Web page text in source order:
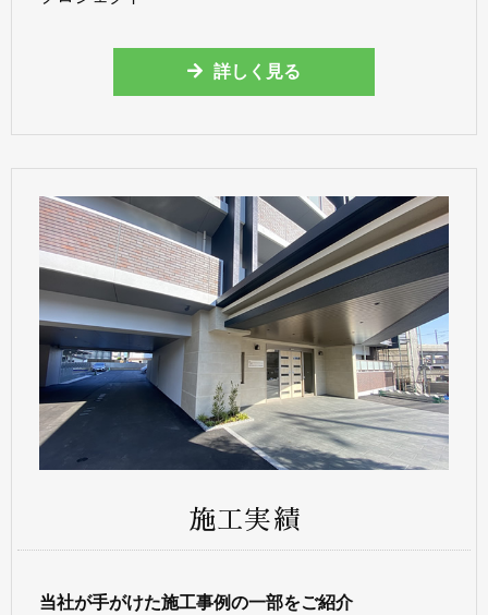
詳しく見る
施工実績
当社が手がけた施工事例の一部をご紹介